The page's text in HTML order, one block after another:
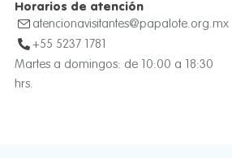
Horarios de atención
atencionavisitantes@papalote.org.mx
+55 5237 1781
Martes a domingos: de 10:00 a 18:30
hrs.